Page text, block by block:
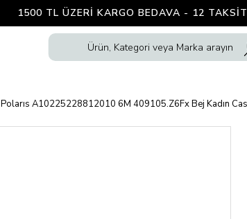
1500 TL ÜZERI KARGO BEDAVA - 12 TAKSIT
Polarıs A10225228812010 6M 409105.Z6Fx Bej Kadın